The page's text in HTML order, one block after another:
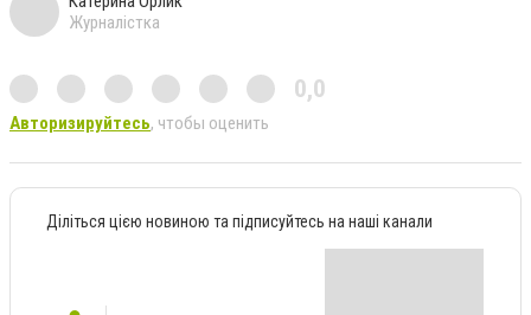
Журналістка
0,0
Авторизируйтесь, чтобы оценить
Діліться цією новиною та підписуйтесь на наші канали